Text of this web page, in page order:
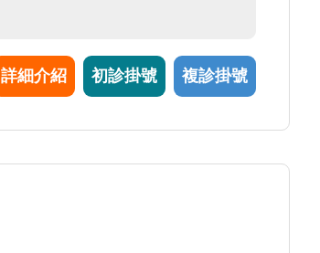
詳細介紹 初診掛號 複診掛號